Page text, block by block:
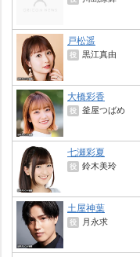
戸松遥
役 黒江真由
大橋彩香
役 釜屋つばめ
七瀬彩夏
役 鈴木美玲
土屋神葉
役 月永求